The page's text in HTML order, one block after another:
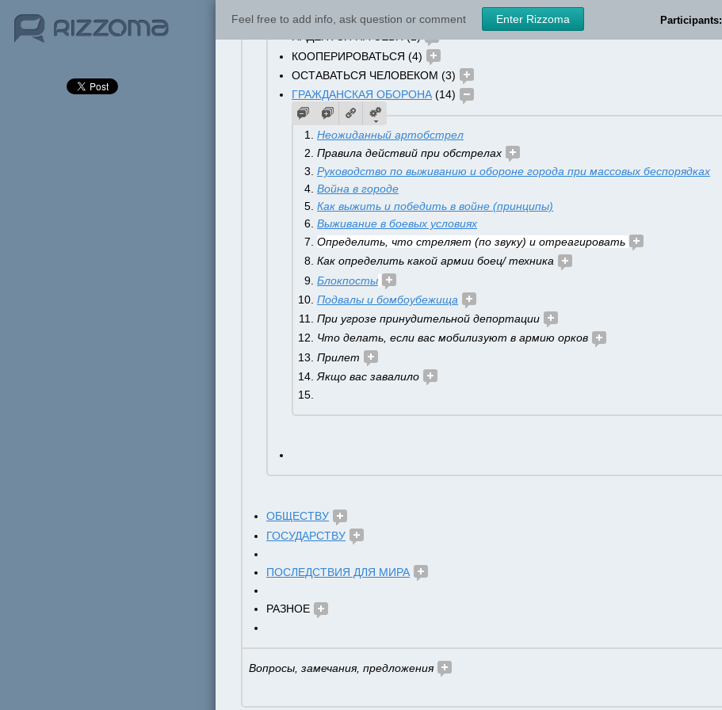
Feel free to add info, ask question or comment Enter Rizzoma Participants:
ЧТО НАДО ДЕЛАТЬ КАЖДОМУ (6)
НАДЕЯТСЯ НА СЕБЯ (2)
КООПЕРИРОВАТЬСЯ (4)
ОСТАВАТЬСЯ ЧЕЛОВЕКОМ (3)
ГРАЖДАНСКАЯ ОБОРОНА (14)
Неожиданный артобстрел
Правила действий при обстрелах
Руководство по выживанию и обороне города при массовых беспорядках
Война в городе
Как выжить и победить в войне (принципы)
Выживание в боевых условиях
Определить, что стреляет (по звуку) и отреагировать
Как определить какой армии боец/ техника
Блокпосты
Подвалы и бомбоубежища
При угрозе принудительной депортации
Что делать, если вас мобилизуют в армию орков
Прилет
Якщо вас завалило
ОБЩЕСТВУ
ГОСУДАРСТВУ
ПОСЛЕДСТВИЯ ДЛЯ МИРА
РАЗНОЕ
Вопросы, замечания, предложения